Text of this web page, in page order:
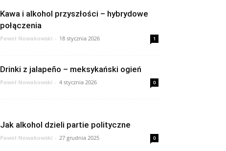
Kawa i alkohol przyszłości – hybrydowe
połączenia
Paweł Nowakowski - 18 stycznia 2026 1
Drinki z jalapeño – meksykański ogień
Paweł Nowakowski - 4 stycznia 2026 0
Jak alkohol dzieli partie polityczne
Paweł Nowakowski - 27 grudnia 2025 0